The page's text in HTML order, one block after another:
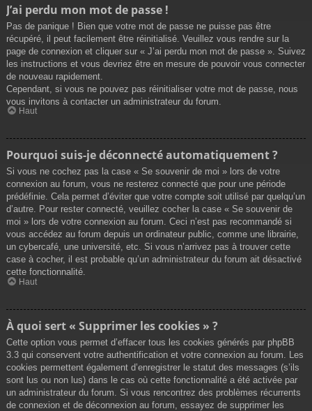
J’ai perdu mon mot de passe !
Pas de panique ! Bien que votre mot de passe ne puisse pas être
récupéré, il peut facilement être réinitialisé. Veuillez vous rendre sur la
page de connexion et cliquer sur « J’ai perdu mon mot de passe ». Suivez
les instructions et vous devriez être en mesure de pouvoir vous connecter
de nouveau rapidement.
Cependant, si vous ne pouvez pas réinitialiser votre mot de passe, nous
vous invitons à contacter un administrateur du forum.
Haut
Pourquoi suis-je déconnecté automatiquement ?
Si vous ne cochez pas la case « Se souvenir de moi » lors de votre
connexion au forum, vous ne resterez connecté que pour une période
prédéfinie. Cela permet d’éviter que votre compte soit utilisé par quelqu’un
d’autre. Pour rester connecté, veuillez cocher la case « Se souvenir de
moi » lors de votre connexion au forum. Ceci n’est pas recommandé si
vous accédez au forum depuis un ordinateur public, comme une librairie,
un cybercafé, une université, etc. Si vous n’arrivez pas à trouver cette
case à cocher, il est probable qu’un administrateur du forum ait désactivé
cette fonctionnalité.
Haut
À quoi sert « Supprimer les cookies » ?
Cette option vous permet d’effacer tous les cookies générés par phpBB
3.3 qui conservent votre authentification et votre connexion au forum. Les
cookies permettent également d’enregistrer le statut des messages (s’ils
sont lus ou non lus) dans le cas où cette fonctionnalité a été activée par
un administrateur du forum. Si vous rencontrez des problèmes récurrents
de connexion et de déconnexion au forum, essayez de supprimer les